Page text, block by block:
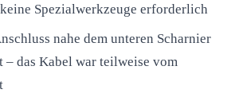
Spezialwerkzeuge erforderlich
nahe dem unteren Scharnier
das Kabel war teilweise vom